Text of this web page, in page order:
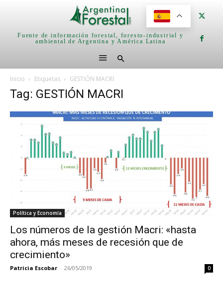
Fuente de información forestal, foresto-industrial y
ambiental de Argentina y América Latina
Inicio Etiquetas GESTIÓN MACRI
Tag: GESTIÓN MACRI
Política y Economía
Los números de la gestión Macri: «hasta
ahora, más meses de recesión que de
crecimiento»
Patricia Escobar - 26/05/2019 0